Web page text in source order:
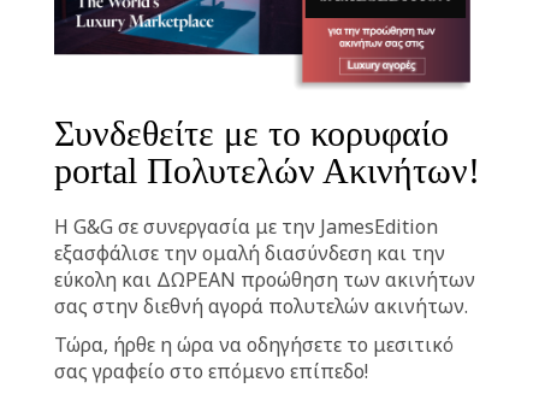
Συνδεθείτε με το κορυφαίο
portal Πολυτελών Ακινήτων!
Η G&G σε συνεργασία με την JamesEdition
εξασφάλισε την ομαλή διασύνδεση και την
εύκολη και ΔΩΡΕΑΝ προώθηση των ακινήτων
σας στην διεθνή αγορά πολυτελών ακινήτων.
Τώρα, ήρθε η ώρα να οδηγήσετε το μεσιτικό
σας γραφείο στο επόμενο επίπεδο!